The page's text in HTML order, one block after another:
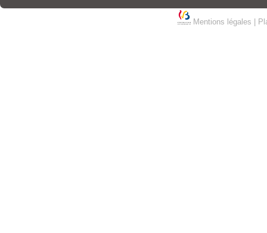
Mentions légales